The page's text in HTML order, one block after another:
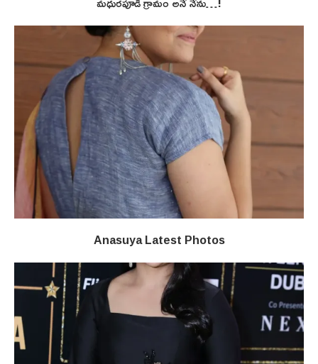
Anasuya Latest Photos